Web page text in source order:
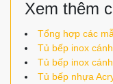
Xem thêm
Tổng hợp các
Tủ bếp inox
Tủ bếp inox
Tủ bếp nhựa